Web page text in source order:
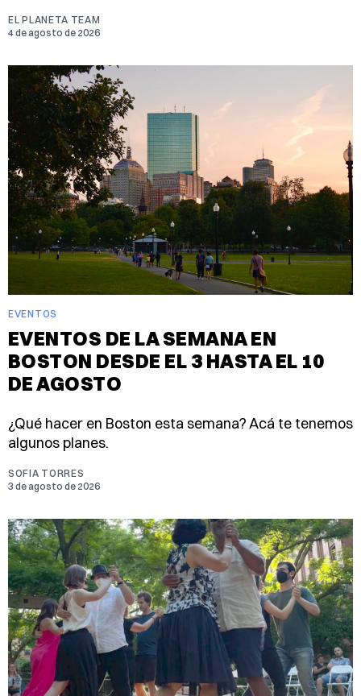
EL PLANETA TEAM
4 de agosto de 2026
EVENTOS
EVENTOS DE LA SEMANA EN
BOSTON DESDE EL 3 HASTA EL 10
DE AGOSTO
¿Qué hacer en Boston esta semana? Acá te tenemos
algunos planes.
SOFIA TORRES
3 de agosto de 2026